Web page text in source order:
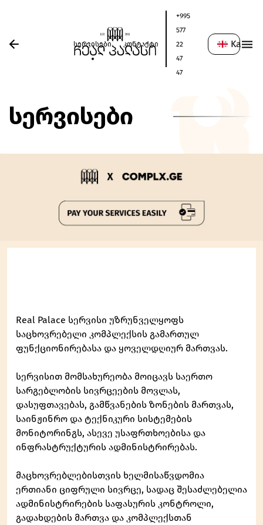
სერვისები კონტაქტი
+995
577
22
47
47
Ka
სერვისები
Real Palace სერვისი უზრუნველყოფს
საცხოვრებელი კომპლექსის გამართულ
ფუნქციონირებასა და ყოველდღიურ მართვას.
სერვისით მომსახურეობა მოიცავს საერთო
სარგებლობის სივრცეების მოვლას,
დასუფთავებას, გამწვანების ზონების მართვას,
საინჟინრო და ტექნიკური სისტემების
მონიტორინგს, ასევე უსაფრთხოებისა და
ინფრასტრუქტურის ადმინისტრირებას.
მაცხოვრებლებისთვის ხელმისაწვდომია
ერთიანი ციფრული სივრცე, სადაც შესაძლებელია
ადმინისტრირების საფასურის კონტროლი,
გადახდების მართვა და კომპლექსთან